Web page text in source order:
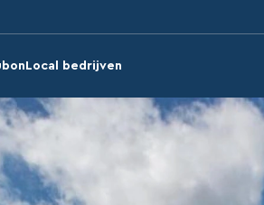
Local bedrijven